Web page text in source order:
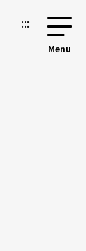
:::